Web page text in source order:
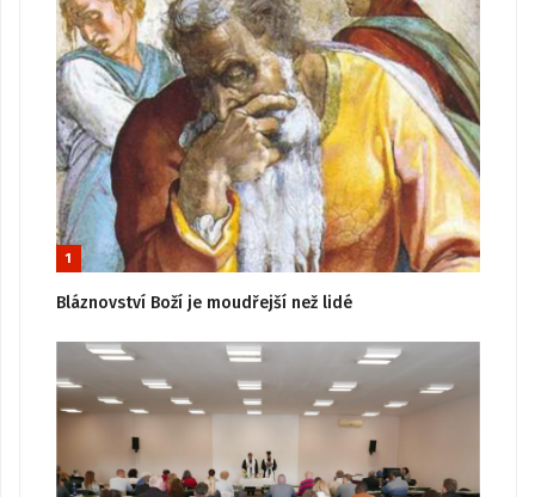
1
Bláznovství Boží je moudřejší než lidé